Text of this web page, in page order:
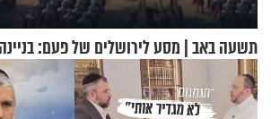
תשעה באב | מסע לירושלים של פעם: